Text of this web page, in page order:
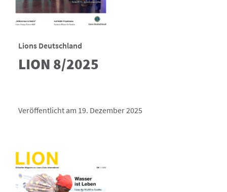
Lions Deutschland
LION 8/2025
Veröffentlicht am 19. Dezember 2025